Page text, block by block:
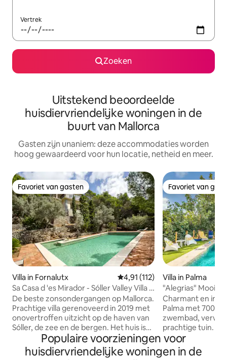
Vertrek
Zoeken
Uitstekend beoordeelde
huisdiervriendelijke woningen in de
buurt van Mallorca
Gasten zijn unaniem: deze accommodaties worden
hoog gewaardeerd voor hun locatie, netheid en meer.
Favoriet van gasten
Favoriet van gasten
Villa in Fornalutx Gemiddelde beoordeling van
4,91 (112)
Sa Casa d 'es Mirador - Sóller Valley Villa -
Stunn
De beste zonsondergangen op Mallorca.
Prachtige villa gerenoveerd in 2019 met
onovertroffen uitzicht op de haven van
Sóller, de zee en de bergen. Het huis is
geïsoleerd (zonder buren), maar op
slechts 5 minuten rijden van de stad
Sóller.<br><br>Het bestaat uit 3
Favoriet van
Favoriet van
Villa in Palma
"Alegrias" Mooie villa op slechts 7 km van
het centrum
Charmant en
Palma met
zwembad,
prachtige tuin.
slaapkamers en
heeft een groot
de tuin, veranda
Populaire voorzieningen voor
huisdiervriendelijke woningen in de